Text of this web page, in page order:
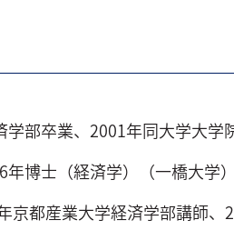
学部卒業、2001年同大学大
年博士（経済学）（一橋大学
京都産業大学経済学部講師